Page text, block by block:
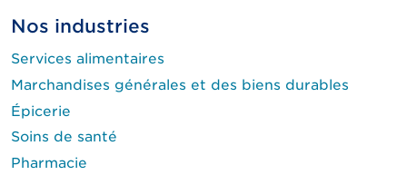
Nos industries
Services alimentaires
Marchandises générales et des biens durables
Épicerie
Soins de santé
Pharmacie